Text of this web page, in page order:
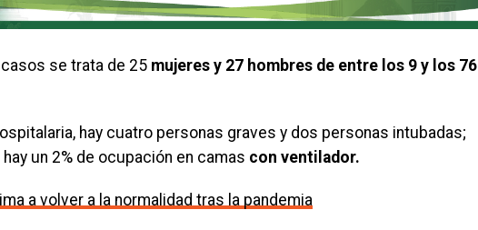
se trata de 25 mujeres y 27 hombres de entre los 9 y los 76
hay cuatro personas graves y dos personas intubadas;
un 2% de ocupación en camas con ventilador.
a volver a la normalidad tras la pandemia